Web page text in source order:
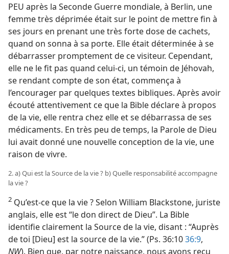
PEU après la Seconde Guerre mondiale, à Berlin, une
femme très déprimée était sur le point de mettre fin à
ses jours en prenant une très forte dose de cachets,
quand on sonna à sa porte. Elle était déterminée à se
débarrasser promptement de ce visiteur. Cependant,
elle ne le fit pas quand celui-ci, un témoin de Jéhovah,
se rendant compte de son état, commença à
l’encourager par quelques textes bibliques. Après avoir
écouté attentivement ce que la Bible déclare à propos
de la vie, elle rentra chez elle et se débarrassa de ses
médicaments. En très peu de temps, la Parole de Dieu
lui avait donné une nouvelle conception de la vie, une
raison de vivre.
2. a) Qui est la Source de la vie ? b) Quelle responsabilité accompagne
la vie ?
2 Qu’est-​ce que la vie ? Selon William Blackstone, juriste
anglais, elle est “le don direct de Dieu”. La Bible
identifie clairement la Source de la vie, disant : “Auprès
de toi [Dieu] est la source de la vie.” (Ps. 36:1036:9,
NW). Bien que, par notre naissance, nous ayons reçu